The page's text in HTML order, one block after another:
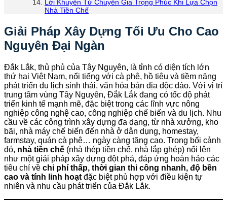
Lời Khuyên Từ Chuyên Gia Trọng Phúc Khi Lựa Chọn
Nhà Tiền Chế
Giải Pháp Xây Dựng Tối Ưu Cho Cao
Nguyên Đại Ngàn
Đắk Lắk, thủ phủ của Tây Nguyên, là tỉnh có diện tích lớn
thứ hai Việt Nam, nổi tiếng với cà phê, hồ tiêu và tiềm năng
phát triển du lịch sinh thái, văn hóa bản địa độc đáo. Với vị trí
trung tâm vùng Tây Nguyên, Đắk Lắk đang có tốc độ phát
triển kinh tế mạnh mẽ, đặc biệt trong các lĩnh vực nông
nghiệp công nghệ cao, công nghiệp chế biến và du lịch. Nhu
cầu về các công trình xây dựng đa dạng, từ nhà xưởng, kho
bãi, nhà máy chế biến đến nhà ở dân dụng, homestay,
farmstay, quán cà phê… ngày càng tăng cao. Trong bối cảnh
đó, nhà tiền chế (nhà thép tiền chế, nhà lắp ghép) nổi lên
như một giải pháp xây dựng đột phá, đáp ứng hoàn hảo các
tiêu chí về chi phí thấp, thời gian thi công nhanh, độ bền
cao và tính linh hoạt đặc biệt phù hợp với điều kiện tự
nhiên và nhu cầu phát triển của Đắk Lắk.